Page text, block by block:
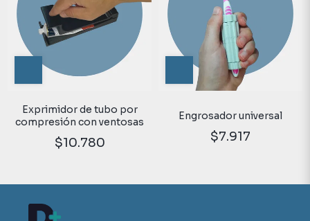
Exprimidor de tubo por
compresión con ventosas
$10.780
Engrosador universal
$7.917